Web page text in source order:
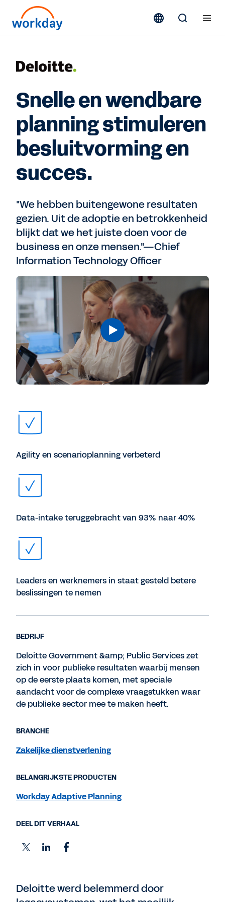
Snelle en wendbare
planning stimuleren
besluitvorming en
succes.
"We hebben buitengewone resultaten
gezien. Uit de adoptie en betrokkenheid
blijkt dat we het juiste doen voor de
business en onze mensen."—Chief
Information Technology Officer
Agility en scenarioplanning verbeterd
Data-intake teruggebracht van 93% naar 40%
Leaders en werknemers in staat gesteld betere
beslissingen te nemen
Deloitte werd belemmerd door
BEDRIJF
Deloitte Government &amp; Public Services zet
zich in voor publieke resultaten waarbij mensen
op de eerste plaats komen, met speciale
aandacht voor de complexe vraagstukken waar
de publieke sector mee te maken heeft.
BRANCHE
Zakelijke dienstverlening
BELANGRIJKSTE PRODUCTEN
Workday Adaptive Planning
DEEL DIT VERHAAL